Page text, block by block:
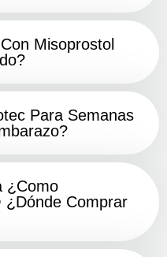
Misoprostol
Para Semanas
¿Como
¿Dónde Comprar